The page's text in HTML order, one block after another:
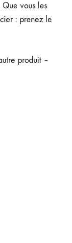
Que vous les
: prenez le
produit –